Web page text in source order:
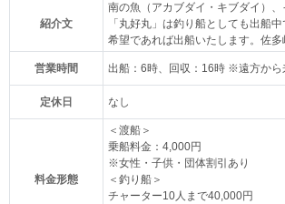
紹介文
南の魚（アカブダイ・キブダイ）
「丸好丸」は釣り船としても出船
希望であれば出船いたします。佐
営業時間 出船：6時、回収：16時 ※遠方から
定休日 なし
料金形態
＜渡船＞
乗船料金：4,000円
※女性・子供・団体割引あり
＜釣り船＞
チャーター10人まで40,000円